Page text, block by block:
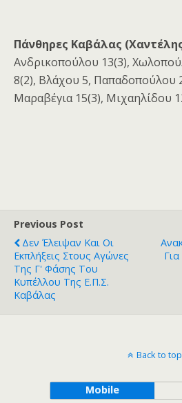
Πάνθηρες Καβάλας
Ανδρικοπούλου 13(3),
8(2), Βλάχου 5, Παπαδοπούλου
Μαραβέγια 15(3), Μιχαηλίδου
Previous Post
Δεν Έλειψαν Και Οι
Εκπλήξεις Στους Αγώνες
Της Γ' Φάσης Του
Κυπέλλου Της Ε.Π.Σ.
Καβάλας
Back to top
Mobile